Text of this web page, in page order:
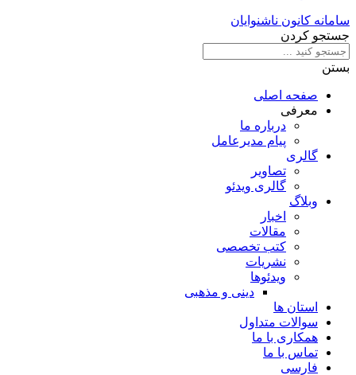
سامانه کانون ناشنوایان
جستجو کردن
بستن
صفحه اصلی
معرفی
درباره ما
پیام مدیرعامل
گالری
تصاویر
گالری ویدئو
وبلاگ
اخبار
مقالات
کتب تخصصی
نشریات
ویدئوها
دینی و مذهبی
استان ها
سوالات متداول
همکاری با ما
تماس با ما
فارسی